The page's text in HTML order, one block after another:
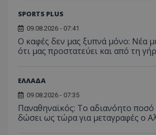
SPORTS PLUS
09.08.2026 - 07:41
Ο καφές δεν μας ξυπνά μόνο: Νέα
ότι μας προστατεύει και από τη
ΕΛΛΑΔΑ
09.08.2026 - 07:35
Παναθηναϊκός: Το αδιανόητο ποσό
δώσει ως τώρα για μεταγραφές ο